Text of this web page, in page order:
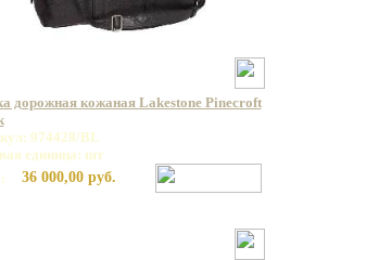
дорожная кожаная Lakestone Pinecroft
974428/BL
единица: шт
36 000,00 руб.